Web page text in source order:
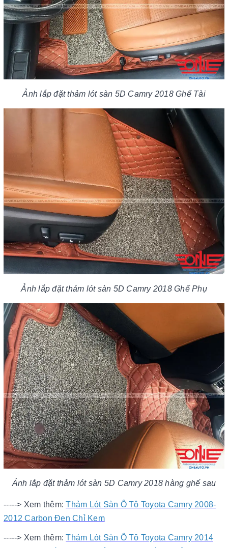
Ảnh lắp đặt thảm lót sàn 5D Camry 2018 Ghế Tài
Ảnh lắp đặt thảm lót sàn 5D Camry 2018 Ghế Phụ
Ảnh lắp đặt thảm lót sàn 5D Camry 2018 hàng ghế sau
-----> Xem thêm:Thảm Lót Sàn Ô Tô Toyota Camry 2008-
2012 Carbon Đen Chỉ Kem
-----> Xem thêm:Thảm Lót Sàn Ô Tô Toyota Camry 2014